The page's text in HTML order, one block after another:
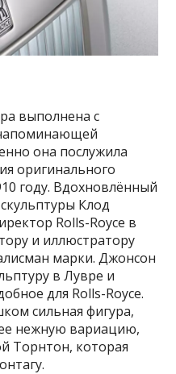
выполнена с
она послужила
оригинального
году. Вдохновлённый
Клод
Rolls-Royce в
и иллюстратору
марки. Джонсон
в Лувре и
для Rolls-Royce.
сильная фигура,
нежную вариацию,
Торнтон, которая